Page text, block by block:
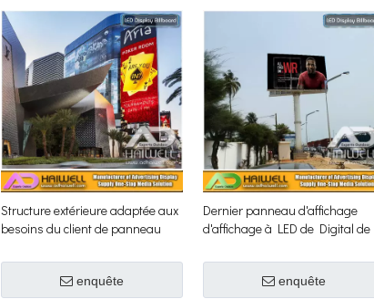
Structure extérieure adaptée aux
besoins du client de panneau
la place LED de conception
enquête
Dernier panneau d'affichage
d'affichage à LED de Digital de
extérieure
enquête